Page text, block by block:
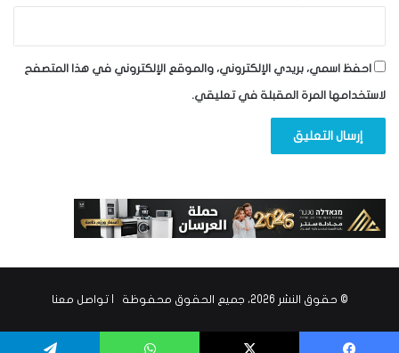
احفظ اسمي، بريدي الإلكتروني، والموقع الإلكتروني في هذا المتصفح
لاستخدامها المرة المقبلة في تعليقي.
© حقوق النشر 2026، جميع الحقوق محفوظة | تواصل معنا